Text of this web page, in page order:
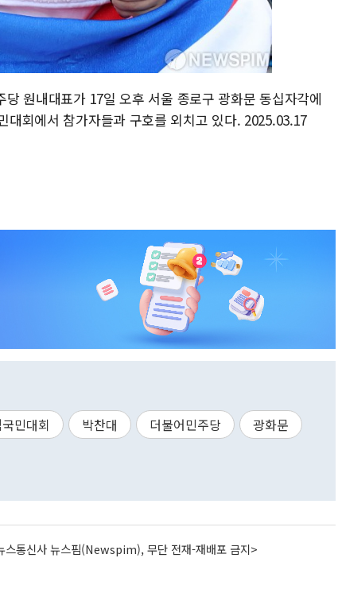
원내대표가 17일 오후 서울 종로구 광화문 동십자각에
회에서 참가자들과 구호를 외치고 있다. 2025.03.17
민대회 박찬대 더불어민주당
광화문
스통신사 뉴스핌(Newspim), 무단 전재-재배포 금지>